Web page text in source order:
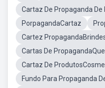
Cartaz De Propaganda
PorpagandaCartaz
Cartez
Cartas De
Cartaz De
Fundo Para Propaganda